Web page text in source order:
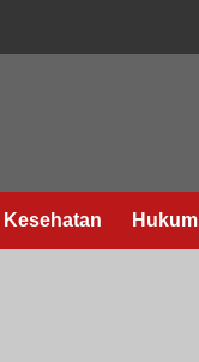
Kesehatan Hukum